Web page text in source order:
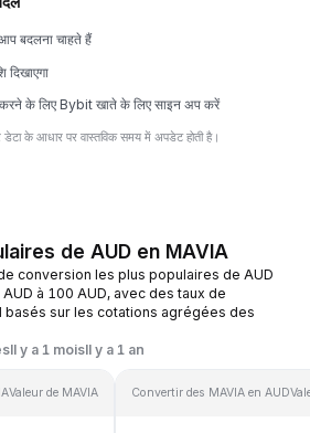
बदलना चाहते हैं
के लिए Bybit खाते के लिए साइन अप करें
डेटा के आधार पर वास्तविक समय में अपडेट होती है।
de AUD en MAVIA
conversion les plus populaires de AUD
à 100 AUD, avec des taux de
sur les cotations agrégées des
Il y a 1 moisIl y a 1 an
Valeur de MAVIA Convertir des MAVIA en AUD